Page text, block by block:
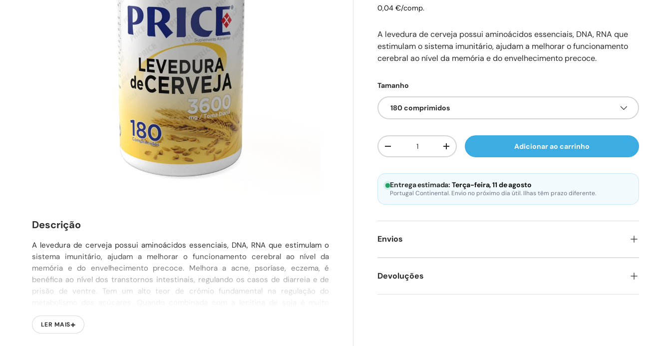
0,04 €/comp.
A levedura de cerveja possui aminoácidos essenciais, DNA, RNA que
estimulam o sistema imunitário, ajudam a melhorar o funcionamento
cerebral ao nível da memória e do envelhecimento precoce.
Tamanho
180 comprimidos
Qtd.
Diminuir quantidadeAumente a quantidadeAdicionar ao carrinho
Entrega estimada: Terça-feira, 11 de agosto
Portugal Continental. Envio no próximo dia útil. Ilhas têm prazo diferente.
Envios
Devoluções
Descrição
A levedura de cerveja possui aminoácidos essenciais, DNA, RNA que estimulam o
sistema imunitário, ajudam a melhorar o funcionamento cerebral ao nível da
memória e do envelhecimento precoce. Melhora a acne, psoríase, eczema, é
benéfica ao nível dos transtornos intestinais, regulando os casos de diarreia e de
prisão de ventre. Tem um alto teor de crómio fundamental na regulação do
eficaz no tratamento do colesterol elevado. O seu elevado teor de vitaminas do
Complexo B ajuda nos transtornos ao nível da pele, cabelo e unhas.
LER MAIS+